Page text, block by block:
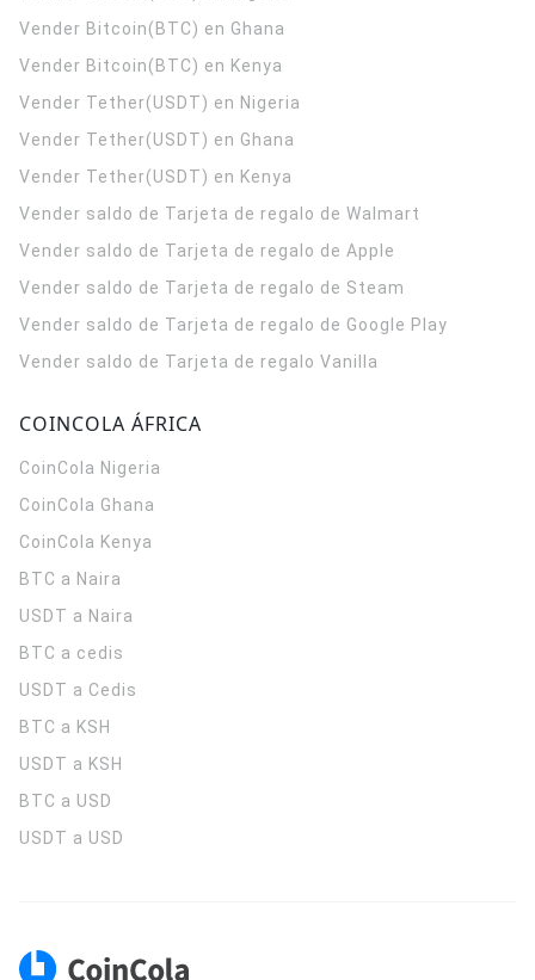
Vender Bitcoin(BTC) en Ghana
Vender Bitcoin(BTC) en Kenya
Vender Tether(USDT) en Nigeria
Vender Tether(USDT) en Ghana
Vender Tether(USDT) en Kenya
Vender saldo de Tarjeta de regalo de Walmart
Vender saldo de Tarjeta de regalo de Apple
Vender saldo de Tarjeta de regalo de Steam
Vender saldo de Tarjeta de regalo de Google Play
Vender saldo de Tarjeta de regalo Vanilla
COINCOLA ÁFRICA
CoinCola Nigeria
CoinCola Ghana
CoinCola Kenya
BTC a Naira
USDT a Naira
BTC a cedis
USDT a Cedis
BTC a KSH
USDT a KSH
BTC a USD
USDT a USD